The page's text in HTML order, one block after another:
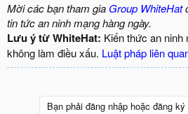
Mời các bạn tham gia Group WhiteHat
tin tức an ninh mạng hàng ngày.
Lưu ý từ WhiteHat: Kiến thức an ninh
không làm điều xấu. Luật pháp liên
Bạn phải đăng nhập hoặc đăng